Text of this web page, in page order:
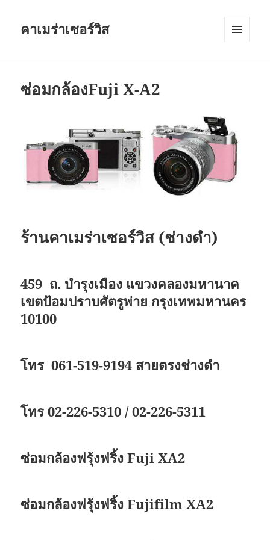
คาเมร่าเซอร์วิส
ซ่อมกล้องFuji X-A2
ร้านคาเมร่าเซอร์วิส (ช่างดำ)
459 ถ. บำรุงเมือง แขวงคลองมหานาค
เขตป้อมปราบศัตรูพ่าย กรุงเทพมหานคร
10100
โทร 061-519-9194 สายตรงช่างดำ
โทร 02-226-5310 / 02-226-5311
ซ่อมกล้องฟรุ้งฟริ้ง Fuji XA2
ซ่อมกล้องฟรุ้งฟริ้ง Fujifilm XA2